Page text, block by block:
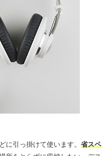
に引っ掛けて使います。 省スペ